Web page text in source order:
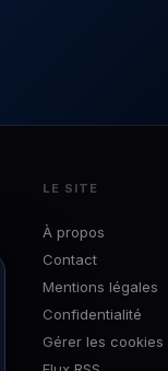
LE SITE
À propos
Contact
Mentions légales
Confidentialité
Gérer les cookies